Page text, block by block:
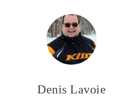
Denis Lavoie